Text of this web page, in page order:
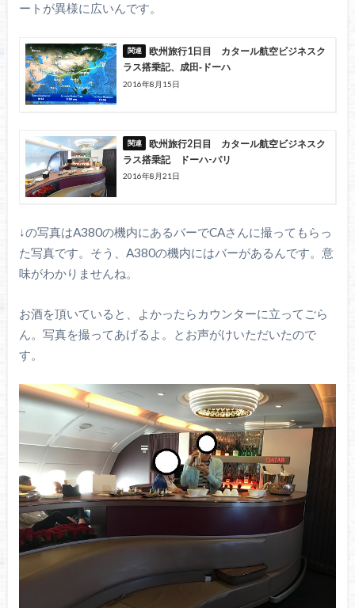
ートが異様に広いんです。
欧州旅行1日目 カタール航空ビジネスク
ラス搭乗記、成田‐ドーハ
2016年8月15日
欧州旅行2日目 カタール航空ビジネスク
ラス搭乗記 ドーハ-パリ
2016年8月21日
↓の写真はA380の機内にあるバーでCAさんに撮ってもらっ
た写真です。そう、A380の機内にはバーがあるんです。意
味がわかりませんね。
お酒を頂いていると、よかったらカウンターに立ってごら
ん。写真を撮ってあげるよ。とお声がけいただいたので
す。